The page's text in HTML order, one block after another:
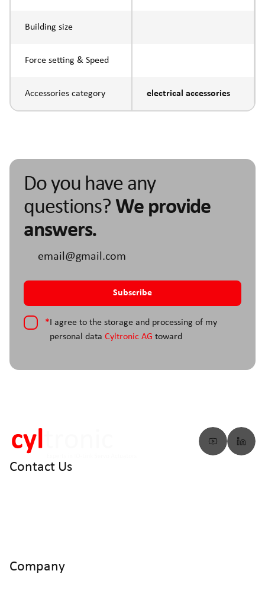
Building size
Force setting & Speed
Accessories category electrical accessories
Do you have any
questions? We provide
answers.
* I agree to the storage and processing of my
personal data Cyltronic AG toward
Contact Us
Company